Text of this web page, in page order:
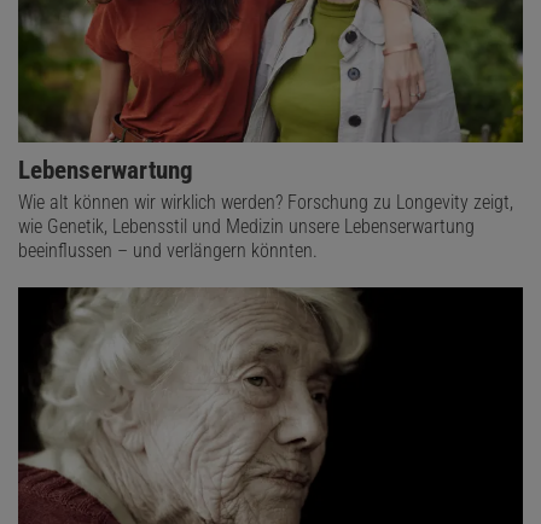
Lebenserwartung
Wie alt können wir wirklich werden? Forschung zu Longevity zeigt,
wie Genetik, Lebensstil und Medizin unsere Lebenserwartung
beeinflussen – und verlängern könnten.